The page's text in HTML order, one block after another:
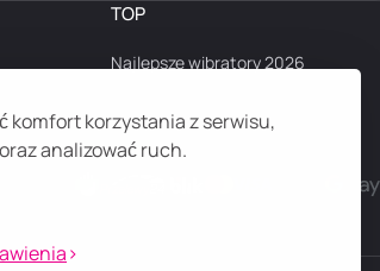
komfort korzystania z serwisu,
analizować ruch.
TOP
Najlepsze wibratory 2026